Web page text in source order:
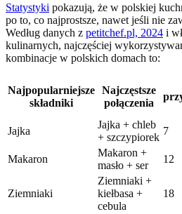
Statystyki pokazują, że w polskiej
po to, co najprostsze, nawet jeśli nie
Według danych z petitchef.pl, 2024 i
kulinarnych, najczęściej
kombinacje w polskich domach to:
Najpopularniejsze
składniki
Najczęstsze
połączenia
Jajka
Jajka + chleb
+ szczypiorek
7
Makaron
Makaron +
masło + ser
12
Ziemniaki
Ziemniaki +
kiełbasa +
cebula
18